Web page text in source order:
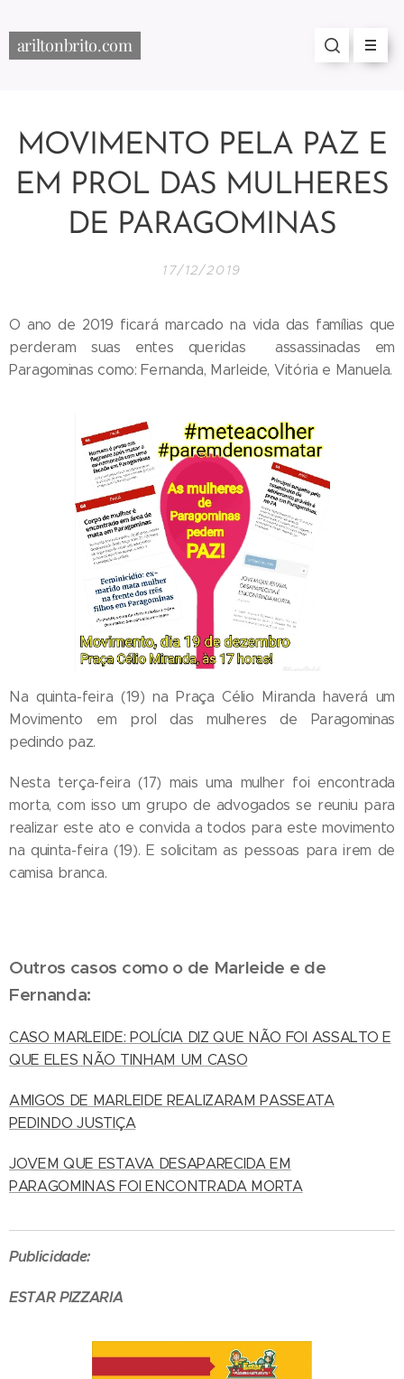
ariltonbrito.com
MOVIMENTO PELA PAZ E
EM PROL DAS MULHERES
DE PARAGOMINAS
17/12/2019
O ano de 2019 ficará marcado na vida das famílias que
perderam suas entes queridas assassinadas em
Paragominas como: Fernanda, Marleide, Vitória e Manuela.
Na quinta-feira (19) na Praça Célio Miranda haverá um
Movimento em prol das mulheres de Paragominas
pedindo paz.
Nesta terça-feira (17) mais uma mulher foi encontrada
morta, com isso um grupo de advogados se reuniu para
realizar este ato e convida a todos para este movimento
na quinta-feira (19). E solicitam as pessoas para irem de
camisa branca.
Outros casos como o de Marleide e de
Fernanda:
CASO MARLEIDE: POLÍCIA DIZ QUE NÃO FOI ASSALTO E
QUE ELES NÃO TINHAM UM CASO
AMIGOS DE MARLEIDE REALIZARAM PASSEATA
PEDINDO JUSTIÇA
JOVEM QUE ESTAVA DESAPARECIDA EM
PARAGOMINAS FOI ENCONTRADA MORTA
Publicidade:
ESTAR PIZZARIA